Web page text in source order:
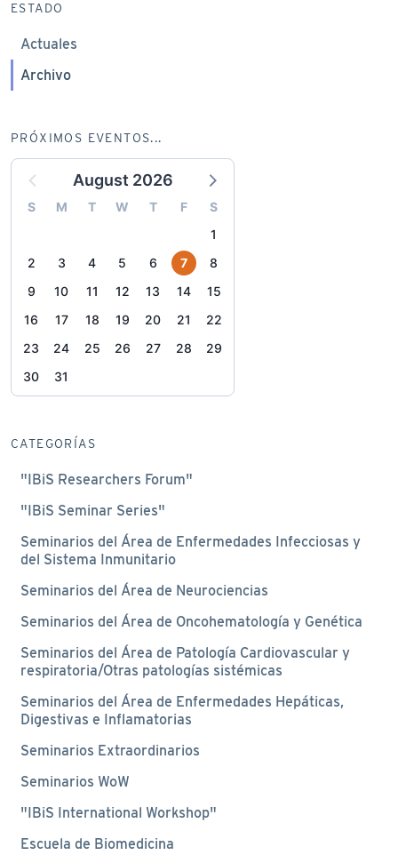
ESTADO
Actuales
Archivo
PRÓXIMOS EVENTOS...
August 2026
S M T W T F
S
1
2
3 4 5 6 7
8
9
10 11 12 13 14
15
16
17 18 19 20 21
22
23
24 25 26 27 28
29
30
31
CATEGORÍAS
"IBiS Researchers Forum"
"IBiS Seminar Series"
Seminarios del Área de Enfermedades Infecciosas y
del Sistema Inmunitario
Seminarios del Área de Neurociencias
Seminarios del Área de Oncohematología y Genética
Seminarios del Área de Patología Cardiovascular y
respiratoria/Otras patologías sistémicas
Seminarios del Área de Enfermedades Hepáticas,
Digestivas e Inflamatorias
Seminarios Extraordinarios
Seminarios WoW
"IBiS International Workshop"
Escuela de Biomedicina